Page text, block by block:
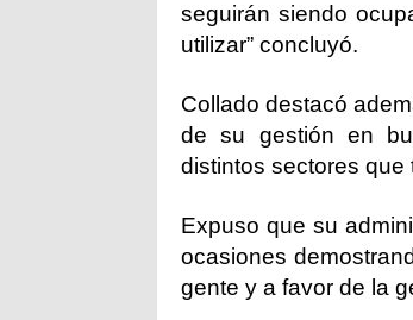
seguirán siendo
utilizar” concluyó.
Collado destacó
de su gestión en
distintos sectores que
Expuso que su
ocasiones
gente y a favor de la